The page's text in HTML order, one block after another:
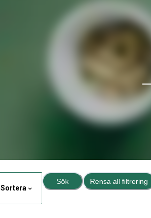
Sortera
Sök Rensa all filtrering